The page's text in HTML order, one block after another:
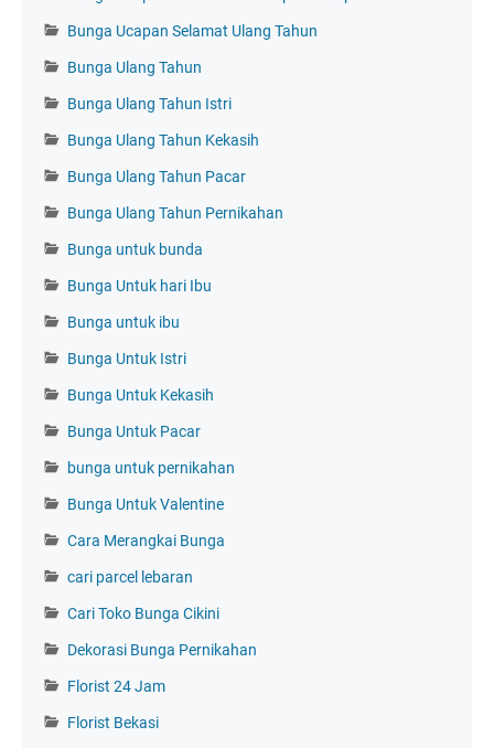
Bunga Ucapan Selamat Ulang Tahun
Bunga Ulang Tahun
Bunga Ulang Tahun Istri
Bunga Ulang Tahun Kekasih
Bunga Ulang Tahun Pacar
Bunga Ulang Tahun Pernikahan
Bunga untuk bunda
Bunga Untuk hari Ibu
Bunga untuk ibu
Bunga Untuk Istri
Bunga Untuk Kekasih
Bunga Untuk Pacar
bunga untuk pernikahan
Bunga Untuk Valentine
Cara Merangkai Bunga
cari parcel lebaran
Cari Toko Bunga Cikini
Dekorasi Bunga Pernikahan
Florist 24 Jam
Florist Bekasi